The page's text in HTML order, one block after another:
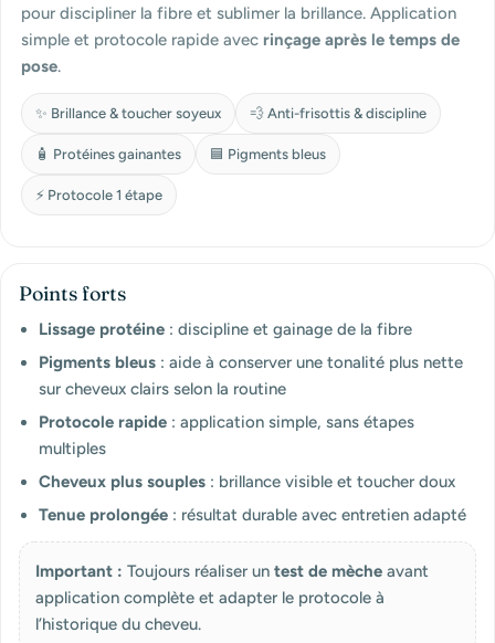
pour discipliner la fibre et sublimer la brillance. Application
simple et protocole rapide avec rinçage après le temps de
pose.
✨ Brillance & toucher soyeux 💨 Anti-frisottis & discipline
🧴 Protéines gainantes 🟦 Pigments bleus
⚡ Protocole 1 étape
Points forts
Lissage protéine : discipline et gainage de la fibre
Pigments bleus : aide à conserver une tonalité plus nette
sur cheveux clairs selon la routine
Protocole rapide : application simple, sans étapes
multiples
Cheveux plus souples : brillance visible et toucher doux
Tenue prolongée : résultat durable avec entretien adapté
Important : Toujours réaliser un test de mèche avant
application complète et adapter le protocole à
l’historique du cheveu.